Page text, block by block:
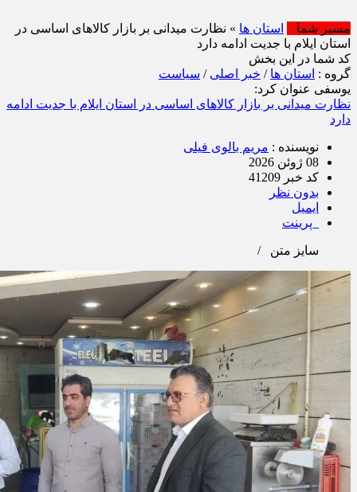
مسیر شما استان ها » نظارت میدانی بر بازار کالاهای اساسی در
استان ایلام با جدیت ادامه دارد
کد شما در این بخش
گروه : استان ها / خبر اصلی / سیاست
یوسفی عنوان کرد:
نظارت میدانی بر بازار کالاهای اساسی در استان ایلام با جدیت ادامه
دارد
نویسنده : مریم بالوی فیلی
08 ژوئن 2026
کد خبر 41209
بدون نظر
ایمیل
پرینت
سایز متن /